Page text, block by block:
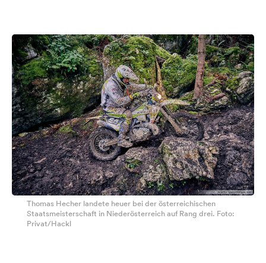
Thomas Hecher landete heuer bei der österreichischen
Staatsmeisterschaft in Niederösterreich auf Rang drei. Foto:
Privat/Hackl